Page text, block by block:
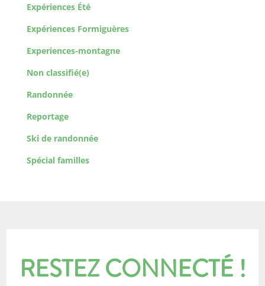
Expériences Été
Expériences Formiguères
Experiences-montagne
Non classifié(e)
Randonnée
Reportage
Ski de randonnée
Spécial familles
RESTEZ CONNECTÉ !